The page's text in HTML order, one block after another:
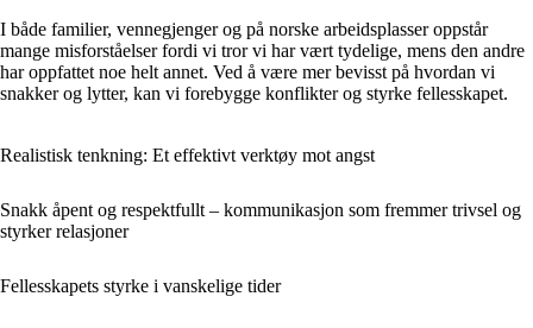
I både familier, vennegjenger og på norske arbeidsplasser oppstår
mange misforståelser fordi vi tror vi har vært tydelige, mens den andre
har oppfattet noe helt annet. Ved å være mer bevisst på hvordan vi
snakker og lytter, kan vi forebygge konflikter og styrke fellesskapet.
Realistisk tenkning: Et effektivt verktøy mot angst
Snakk åpent og respektfullt – kommunikasjon som fremmer trivsel og
styrker relasjoner
Fellesskapets styrke i vanskelige tider